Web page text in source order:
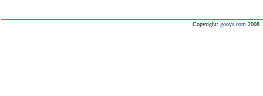
Copyright: gooya.com 2008